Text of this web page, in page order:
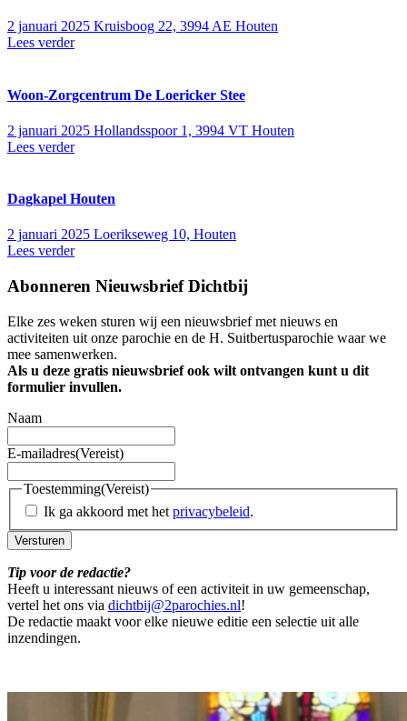
2 januari 2025 Kruisboog 22, 3994 AE Houten
Lees verder
Woon-Zorgcentrum De Loericker Stee
2 januari 2025 Hollandsspoor 1, 3994 VT Houten
Lees verder
Dagkapel Houten
2 januari 2025 Loerikseweg 10, Houten
Lees verder
Abonneren Nieuwsbrief Dichtbij
Elke zes weken sturen wij een nieuwsbrief met nieuws en
activiteiten uit onze parochie en de H. Suitbertusparochie waar we
mee samenwerken.
Als u deze gratis nieuwsbrief ook wilt ontvangen kunt u dit
formulier invullen.
Naam
E-mailadres(Vereist)
Toestemming(Vereist)
Ik ga akkoord met hetprivacybeleid.
Versturen
Tip voor de redactie?
Heeft u interessant nieuws of een activiteit in uw gemeenschap,
vertel het ons via dichtbij@2parochies.nl!
De redactie maakt voor elke nieuwe editie een selectie uit alle
inzendingen.